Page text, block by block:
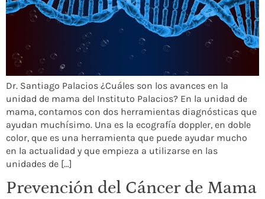
Dr. Santiago Palacios ¿Cuáles son los avances en la
unidad de mama del Instituto Palacios? En la unidad de
mama, contamos con dos herramientas diagnósticas que
ayudan muchísimo. Una es la ecografía doppler, en doble
color, que es una herramienta que puede ayudar mucho
en la actualidad y que empieza a utilizarse en las
unidades de […]
Prevención del Cáncer de Mama